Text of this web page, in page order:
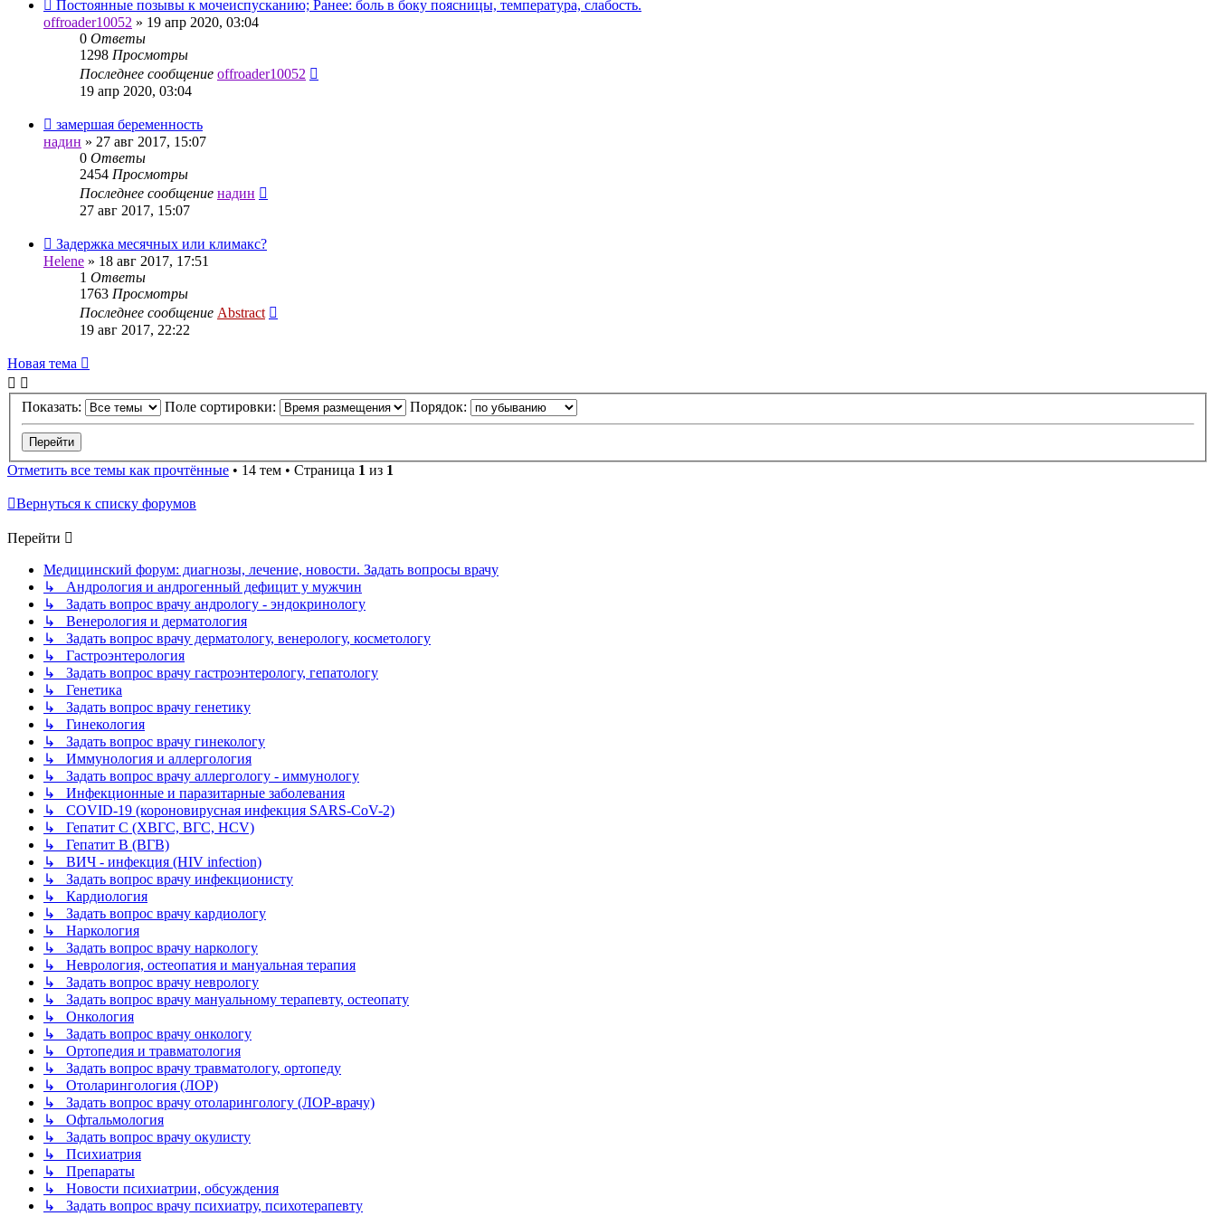
Постоянные позывы к мочеиспусканию; Ранее: боль в боку поясницы, температура, слабость.
offroader10052 » 19 апр 2020, 03:04
0 Ответы
1298 Просмотры
Последнее сообщение offroader10052
19 апр 2020, 03:04
замершая беременность
надин » 27 авг 2017, 15:07
0 Ответы
2454 Просмотры
Последнее сообщение надин
27 авг 2017, 15:07
Задержка месячных или климакс?
Helene » 18 авг 2017, 17:51
1 Ответы
1763 Просмотры
Последнее сообщение Abstract
19 авг 2017, 22:22
Новая тема
Показать: Поле сортировки: Порядок:
Отметить все темы как прочтённые • 14 тем • Страница 1 из 1
Вернуться к списку форумов
Перейти
Медицинский форум: диагнозы, лечение, новости. Задать вопросы врачу
↳ Андрология и андрогенный дефицит у мужчин
↳ Задать вопрос врачу андрологу - эндокринологу
↳ Венерология и дерматология
↳ Задать вопрос врачу дерматологу, венерологу, косметологу
↳ Гастроэнтерология
↳ Задать вопрос врачу гастроэнтерологу, гепатологу
↳ Генетика
↳ Задать вопрос врачу генетику
↳ Гинекология
↳ Задать вопрос врачу гинекологу
↳ Иммунология и аллергология
↳ Задать вопрос врачу аллергологу - иммунологу
↳ Инфекционные и паразитарные заболевания
↳ COVID-19 (короновирусная инфекция SARS-CoV-2)
↳ Гепатит C (ХВГС, ВГС, HCV)
↳ Гепатит B (ВГВ)
↳ ВИЧ - инфекция (HIV infection)
↳ Задать вопрос врачу инфекционисту
↳ Кардиология
↳ Задать вопрос врачу кардиологу
↳ Наркология
↳ Задать вопрос врачу наркологу
↳ Неврология, остеопатия и мануальная терапия
↳ Задать вопрос врачу неврологу
↳ Задать вопрос врачу мануальному терапевту, остеопату
↳ Онкология
↳ Задать вопрос врачу онкологу
↳ Ортопедия и травматология
↳ Задать вопрос врачу травматологу, ортопеду
↳ Отоларингология (ЛОР)
↳ Задать вопрос врачу отоларингологу (ЛОР-врачу)
↳ Офтальмология
↳ Задать вопрос врачу окулисту
↳ Психиатрия
↳ Препараты
↳ Новости психиатрии, обсуждения
↳ Задать вопрос врачу психиатру, психотерапевту